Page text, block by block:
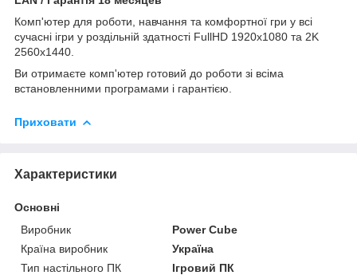
Комп'ютер для роботи, навчання та комфортної гри у всі
сучасні ігри у роздільній здатності FullHD 1920x1080 та 2K
2560x1440.
Ви отримаєте комп'ютер готовий до роботи зі всіма
встановленними програмами і гарантією.
Приховати
Характеристики
Основні
Виробник
Power Cube
Країна виробник
Україна
Тип настільного ПК
Ігровий ПК